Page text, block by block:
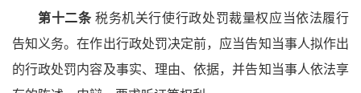
第十二条 税务机关行使行政处罚裁量权应当依法履行
告知义务。在作出行政处罚决定前，应当告知当事人拟作出
的行政处罚内容及事实、理由、依据，并告知当事人依法享